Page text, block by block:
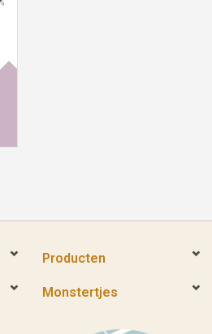
Producten
Monstertjes